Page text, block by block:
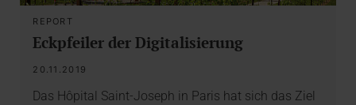
REPORT
Eckpfeiler der Digitalisierung
20.11.2019
Das Hôpital Saint-Joseph in Paris hat sich das Ziel